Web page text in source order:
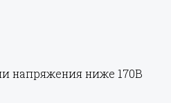
напряжения ниже 170В